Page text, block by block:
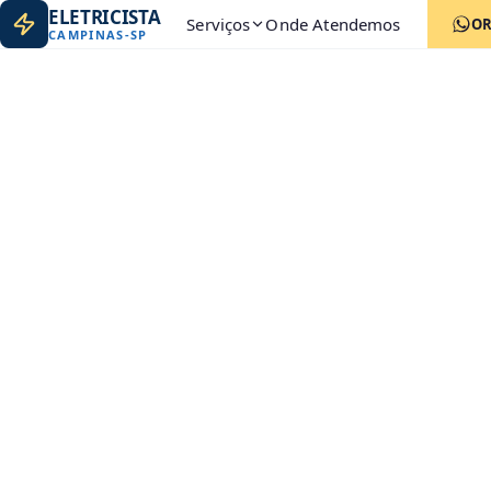
ELETRICISTA
CAMPINAS-SP Serviços Onde Atendemos